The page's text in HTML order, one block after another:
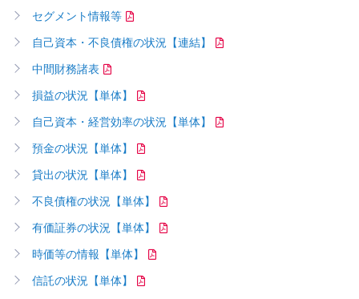
セグメント情報等
自己資本・不良債権の状況【連結】
中間財務諸表
損益の状況【単体】
自己資本・経営効率の状況【単体】
預金の状況【単体】
貸出の状況【単体】
不良債権の状況【単体】
有価証券の状況【単体】
時価等の情報【単体】
信託の状況【単体】